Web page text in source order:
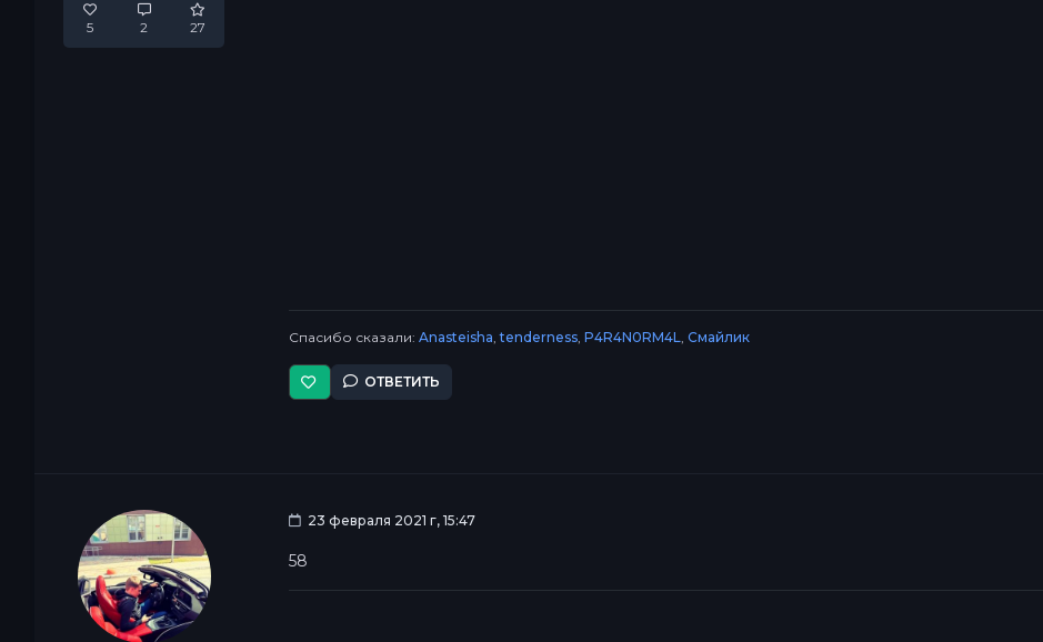
5 2 27
Спасибо сказали:Anasteisha,tenderness,P4R4N0RM4L,Смайлик
ОТВЕТИТЬ
23 февраля 2021 г, 15:47
58